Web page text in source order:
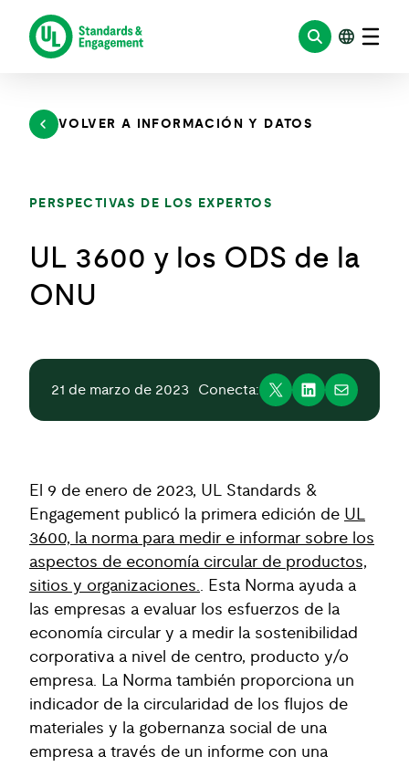
contenido
VOLVER A INFORMACIÓN Y DATOS
PERSPECTIVAS DE LOS EXPERTOS
UL 3600 y los ODS de la
ONU
21 de marzo de 2023 Conecta:
El 9 de enero de 2023, UL Standards &
Engagement publicó la primera edición de UL
3600, la norma para medir e informar sobre los
aspectos de economía circular de productos,
sitios y organizaciones.. Esta Norma ayuda a
las empresas a evaluar los esfuerzos de la
economía circular y a medir la sostenibilidad
corporativa a nivel de centro, producto y/o
empresa. La Norma también proporciona un
indicador de la circularidad de los flujos de
materiales y la gobernanza social de una
empresa a través de un informe con una